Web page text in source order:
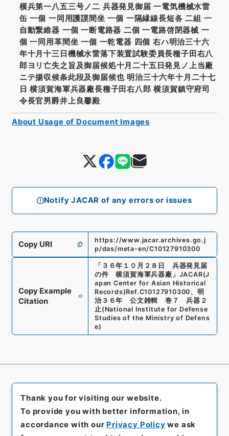
Notify JACAR of any errors or issues
横兵第一八五三号ノ二 兵器発見御届 一電気機械水雷
缶 一個 一同用護謨間坐 一個 一隔縁線長短各 二組 一
自動繋維器 一個 一断電路器 二個 一電路啓閉器械 一
個 一同用革間坐 一個 一乾電器 四個 右ハ明治三十六
年十月十三日機械水雷落下装置試験委員長種子田右八
郎ヨリ亡失之旨及御届候処十月二十五日発見ノ上当廠
ニテ揚収候条此段及御届候也 明治三十六年十月二十七
日 横須賀海軍兵器廠長種子田右八郎 横須賀鎮守府司
令長官男爵井上良馨殿
Copy URI
https://www.jacar.archives.go.j
p/das/meta-en/C10127910300
Copy Example
Citation
「 ３６年１０月２８日 兵器発見届
の件 横須賀海軍兵器廠 」 JACAR(J
apan Center for Asian Historical
Records)Ref.C10127910300、明
治３６年 公文雑輯 巻７ 兵器２
止(National Institute for Defense
Studies of the Ministry of Defens
e)
About Usage of Document Images
Thank you for visiting our website.
To provide you with better information, in
accordance with our Privacy Policy we ask